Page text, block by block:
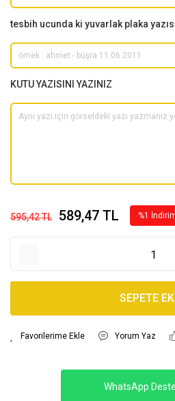
tesbih ucunda ki yuvarlak plaka
KUTU YAZISINI YAZINIZ
595,42 TL 589,47 TL %1
SEPETE
Yorum Yaz
WhatsApp